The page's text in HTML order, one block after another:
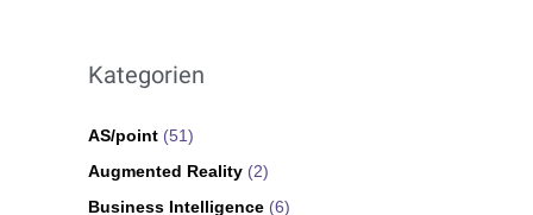
Kategorien
AS/point (51)
Augmented Reality (2)
Business Intelligence (6)